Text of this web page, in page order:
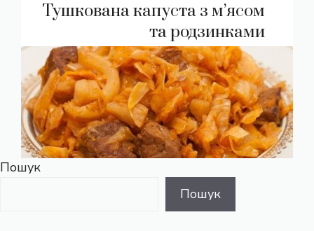
Тушкована капуста з м’ясом
та родзинками
Пошук
Пошук